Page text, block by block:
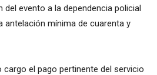
del evento a la dependencia policial
antelación mínima de cuarenta y
cargo el pago pertinente del servicio